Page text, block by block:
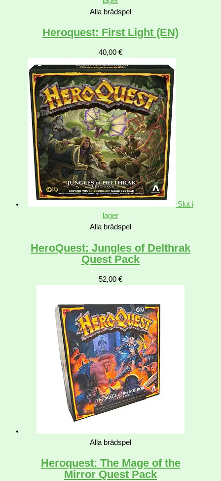
Alla brädspel
Heroquest: First Light (EN)
40,00 €
Slut i
lager
Alla brädspel
HeroQuest: Jungles of Delthrak
Quest Pack
52,00 €
Alla brädspel
Heroquest: The Mage of the
Mirror Quest Pack